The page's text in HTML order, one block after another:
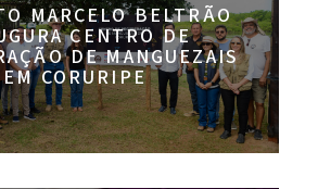
MARCELO BELTRÃO
CENTRO DE
DE MANGUEZAIS
EM CORURIPE